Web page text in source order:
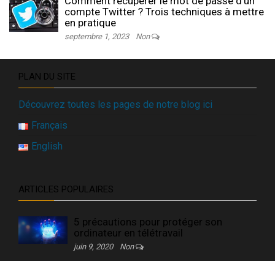
compte Twitter ? Trois techniques à mettre
en pratique
septembre 1, 2023 Non
PLAN DU SITE
Découvrez toutes les pages de notre blog ici
Français
English
ARTICLES POPULAIRES
5 précautions pour protéger son
ordinateur en télétravail
juin 9, 2020 Non